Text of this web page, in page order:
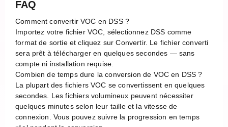
FAQ
Comment convertir VOC en DSS ?
Importez votre fichier VOC, sélectionnez DSS comme
format de sortie et cliquez sur Convertir. Le fichier converti
sera prêt à télécharger en quelques secondes — sans
compte ni installation requise.
Combien de temps dure la conversion de VOC en DSS ?
La plupart des fichiers VOC se convertissent en quelques
secondes. Les fichiers volumineux peuvent nécessiter
quelques minutes selon leur taille et la vitesse de
connexion. Vous pouvez suivre la progression en temps